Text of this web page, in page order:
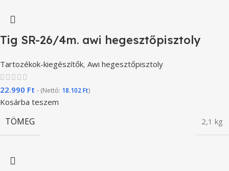
Tig SR-26/4m. awi hegesztőpisztoly
Tartozékok-kiegészítők, Awi hegesztőpisztoly
22.990 Ft - (Nettó: 18.102Ft)
Kosárba teszem
TÖMEG 2,1 kg